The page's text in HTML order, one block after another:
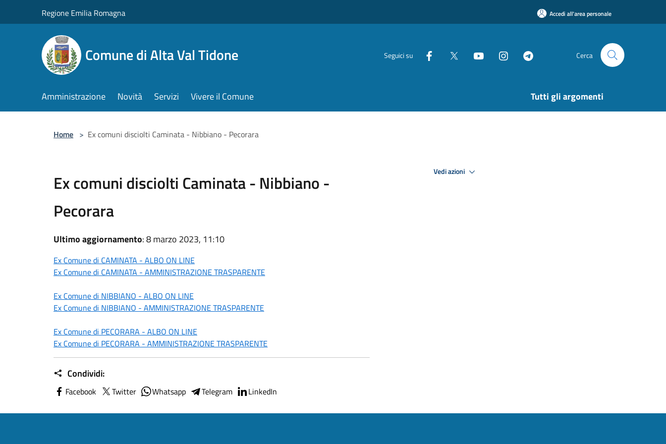
Regione Emilia Romagna Accedi all'area personale
Comune di Alta Val Tidone Seguici su Cerca
Amministrazione Novità Servizi Vivere il Comune Tutti gli argomenti
Home > Ex comuni disciolti Caminata - Nibbiano - Pecorara
Ex comuni disciolti Caminata - Nibbiano -
Pecorara
Ultimo aggiornamento: 8 marzo 2023, 11:10
Ex Comune di CAMINATA - ALBO ON LINE
Ex Comune di CAMINATA - AMMINISTRAZIONE TRASPARENTE
Ex Comune di NIBBIANO - ALBO ON LINE
Ex Comune di NIBBIANO - AMMINISTRAZIONE TRASPARENTE
Ex Comune di PECORARA - ALBO ON LINE
Ex Comune di PECORARA - AMMINISTRAZIONE TRASPARENTE
Condividi:
Facebook Twitter Whatsapp Telegram LinkedIn
Vedi azioni